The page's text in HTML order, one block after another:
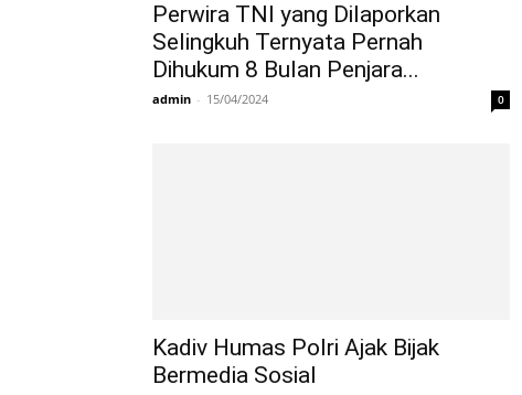
Perwira TNI yang Dilaporkan
Selingkuh Ternyata Pernah
Dihukum 8 Bulan Penjara...
admin - 15/04/2024 0
Kadiv Humas Polri Ajak Bijak
Bermedia Sosial